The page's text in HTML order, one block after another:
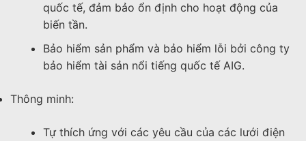
quốc tế, đảm bảo ổn định cho hoạt động của
biến tần.
Bảo hiểm sản phẩm và bảo hiểm lỗi bởi công ty
bảo hiểm tài sản nổi tiếng quốc tế AIG.
Thông minh:
Tự thích ứng với các yêu cầu của các lưới điện